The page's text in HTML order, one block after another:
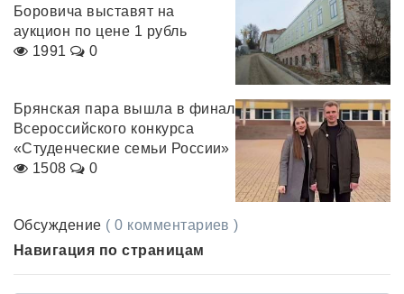
Боровича выставят на
аукцион по цене 1 рубль
1991
0
Брянская пара вышла в финал
Всероссийского конкурса
«Студенческие семьи России»
1508
0
Обсуждение ( 0 комментариев )
Навигация по страницам